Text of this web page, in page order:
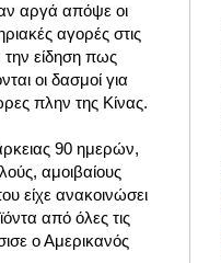
αργά απόψε οι
αγορές στις
είδηση πως
οι δασμοί για
πλην της Κίνας.
90 ημερών,
αμοιβαίους
είχε ανακοινώσει
από όλες τις
ο Αμερικανός